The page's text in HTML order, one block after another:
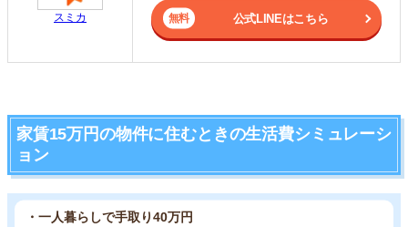
スミカ 公式LINEはこちら
家賃15万円の物件に住むときの生活費シミュレーシ
ョン
・一人暮らしで手取り40万円